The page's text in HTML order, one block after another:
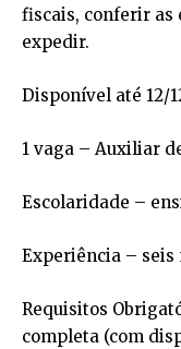
fiscais, conferir as
expedir.
Disponível até 12/
1 vaga – Auxiliar
Escolaridade –
Experiência – seis
Requisitos
completa (com